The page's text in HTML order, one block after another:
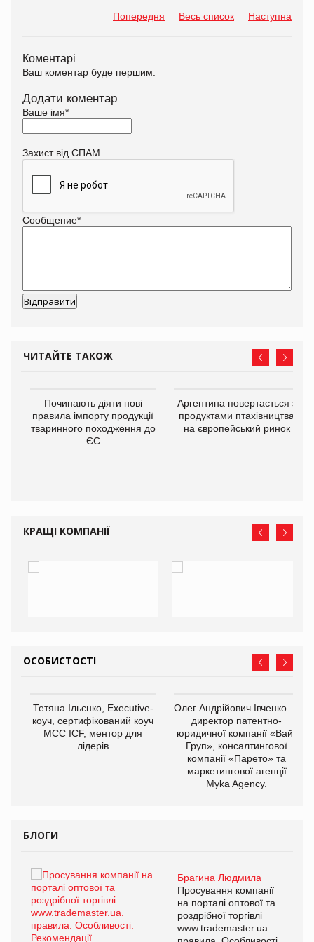
Попередня Весь список Наступна
Коментарі
Ваш коментар буде першим.
Додати коментар
Ваше імя*
Захист від СПАМ
Сообщение*
ЧИТАЙТЕ ТАКОЖ
Починають діяти нові
правила імпорту продукції
тваринного походження до
ЄС
Аргентина повертається з
продуктами птахівництва
на європейський ринок
КРАЩІ КОМПАНІЇ
ОСОБИСТОСТІ
Тетяна Ільєнко, Executive-
коуч, сертифікований коуч
МСС ICF, ментор для
лідерів
Олег Андрійович Івченко —
директор патентно-
юридичної компанії «Вайз
Груп», консалтингової
компанії «Парето» та
маркетингової агенції
Myka Agency.
БЛОГИ
Брагина Людмила
Просування компанії
на порталі оптової та
роздрібної торгівлі
www.trademaster.ua.